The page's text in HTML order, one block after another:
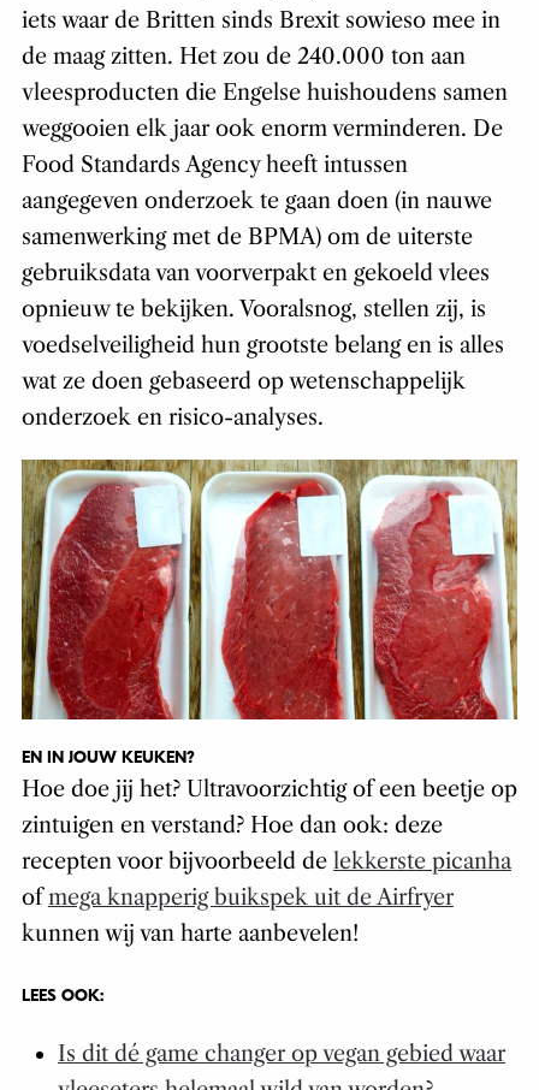
iets waar de Britten sinds Brexit sowieso mee in
de maag zitten. Het zou de 240.000 ton aan
vleesproducten die Engelse huishoudens samen
weggooien elk jaar ook enorm verminderen. De
Food Standards Agency heeft intussen
aangegeven onderzoek te gaan doen (in nauwe
samenwerking met de BPMA) om de uiterste
gebruiksdata van voorverpakt en gekoeld vlees
opnieuw te bekijken. Vooralsnog, stellen zij, is
voedselveiligheid hun grootste belang en is alles
wat ze doen gebaseerd op wetenschappelijk
onderzoek en risico-analyses.
EN IN JOUW KEUKEN?
Hoe doe jij het? Ultravoorzichtig of een beetje op
zintuigen en verstand? Hoe dan ook: deze
recepten voor bijvoorbeeld de lekkerste picanha
ofmega knapperig buikspek uit de Airfryer
kunnen wij van harte aanbevelen!
LEES OOK:
Is dit dé game changer op vegan gebied waar